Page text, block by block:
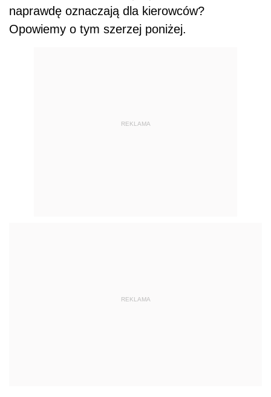
naprawdę oznaczają dla kierowców?
Opowiemy o tym szerzej poniżej.
REKLAMA
REKLAMA